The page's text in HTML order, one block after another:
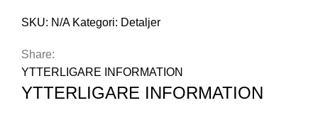
SKU: N/A Kategori: Detaljer
Share:
YTTERLIGARE INFORMATION
YTTERLIGARE INFORMATION